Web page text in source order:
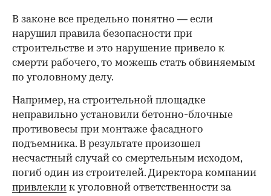
00:00
В законе все предельно понятно — если
нарушил правила безопасности при
строительстве и это нарушение привело к
смерти рабочего, то можешь стать обвиняемым
по уголовному делу.
Например, на строительной площадке
неправильно установили бетонно-блочные
противовесы при монтаже фасадного
подъемника. В результате произошел
несчастный случай со смертельным исходом,
погиб один из строителей. Директора компании
привлекли к уголовной ответственности за